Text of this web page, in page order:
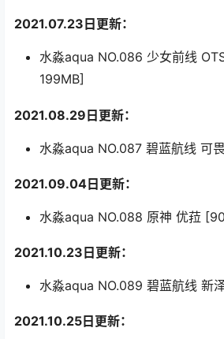
2021.07.23日更新：
水淼aqua NO.086 少女前线
199MB]
2021.08.29日更新：
水淼aqua NO.087 碧蓝航线 可
2021.09.04日更新：
水淼aqua NO.088 原神 优菈
2021.10.23日更新：
水淼aqua NO.089 碧蓝航线 新
2021.10.25日更新：